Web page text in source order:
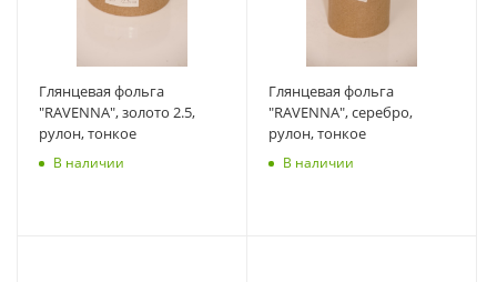
Глянцевая фольга
"RAVENNA", золото 2.5,
рулон, тонкое
В наличии
Глянцевая фольга
"RAVENNA", серебро,
рулон, тонкое
В наличии